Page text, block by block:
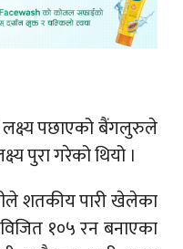
पछाएको बैंगलुरुले
पुरा गरेको थियो ।
शतकीय पारी खेलेका
१०५ रन बनाएका